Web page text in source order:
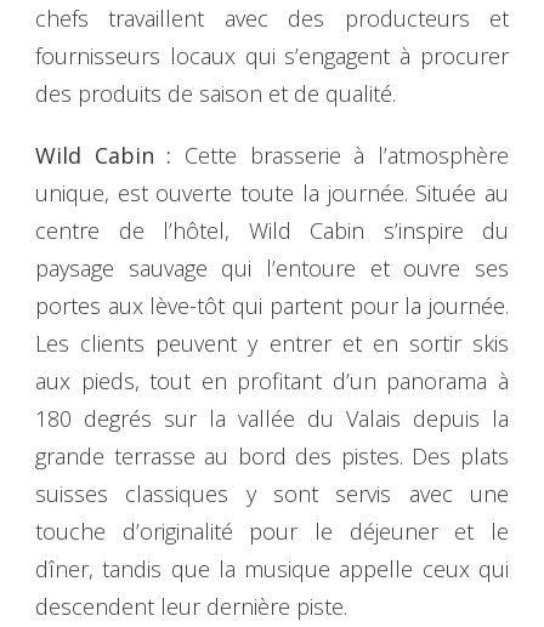
chefs travaillent avec des producteurs et
fournisseurs locaux qui s’engagent à procurer
des produits de saison et de qualité.
Wild Cabin : Cette brasserie à l’atmosphère
unique, est ouverte toute la journée. Située au
centre de l’hôtel, Wild Cabin s’inspire du
paysage sauvage qui l’entoure et ouvre ses
portes aux lève-tôt qui partent pour la journée.
Les clients peuvent y entrer et en sortir skis
aux pieds, tout en profitant d’un panorama à
180 degrés sur la vallée du Valais depuis la
grande terrasse au bord des pistes. Des plats
suisses classiques y sont servis avec une
touche d’originalité pour le déjeuner et le
dîner, tandis que la musique appelle ceux qui
descendent leur dernière piste.